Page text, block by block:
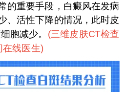
的重要手段，白癜风在发病
、活性下降的情况，此时皮
胞减少。 (三维皮肤CT检查
线医生)